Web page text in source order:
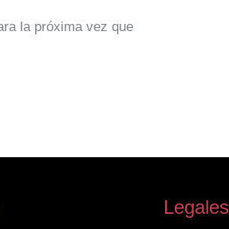
la próxima vez que
Legales